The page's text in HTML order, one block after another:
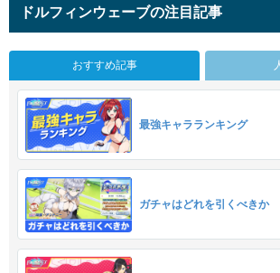
ドルフィンウェーブの注目記事
おすすめ記事
最強キャラランキング
ガチャはどれを引くべきか